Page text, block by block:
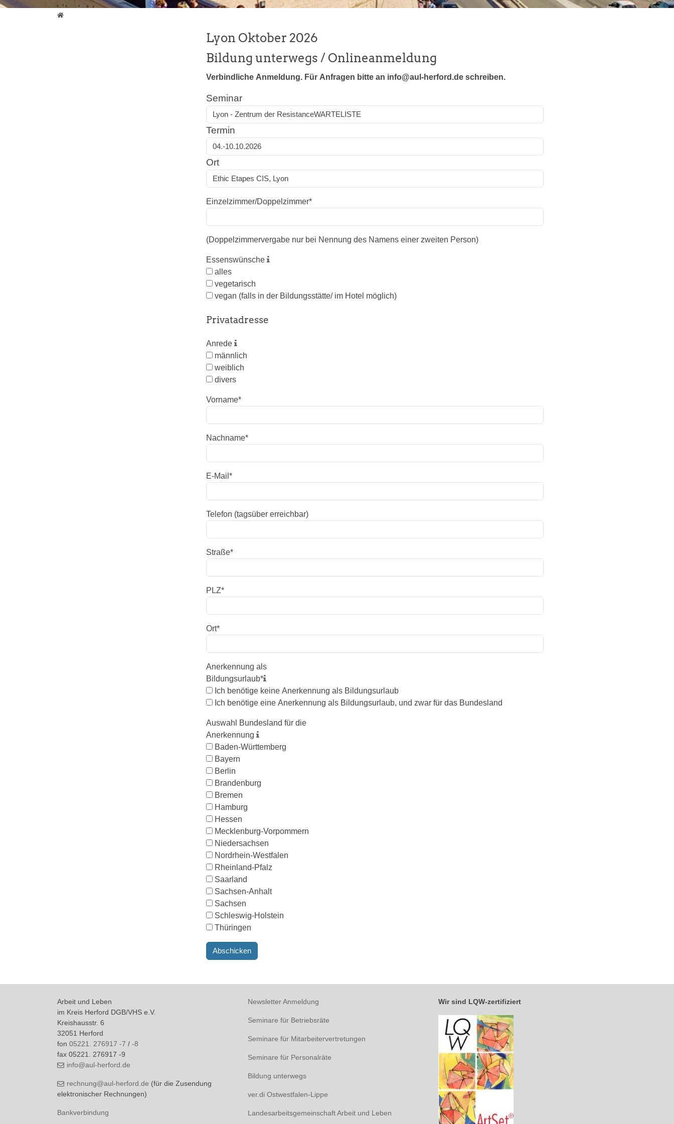
Bildung unterwegs
Lyon Oktober 2026
Bildung unterwegs / Onlineanmeldung
Verbindliche Anmeldung. Für Anfragen bitte an info@aul-herford.de schreiben.
Seminar
Termin
Ort
Einzelzimmer/Doppelzimmer*
(Doppelzimmervergabe nur bei Nennung des Namens einer zweiten Person)
Essenswünsche
alles
vegetarisch
vegan (falls in der Bildungsstätte/ im Hotel möglich)
Privatadresse
Anrede
männlich
weiblich
divers
Vorname*
Nachname*
E-Mail *
Telefon (tagsüber erreichbar)
Straße*
PLZ*
Ort*
Anerkennung als
Bildungsurlaub*
Ich benötige keine Anerkennung als Bildungsurlaub
Ich benötige eine Anerkennung als Bildungsurlaub, und zwar für das Bundesland
Auswahl Bundesland für die
Anerkennung
Baden-Württemberg
Bayern
Berlin
Brandenburg
Bremen
Hamburg
Hessen
Mecklenburg-Vorpommern
Niedersachsen
Nordrhein-Westfalen
Rheinland-Pfalz
Saarland
Sachsen-Anhalt
Sachsen
Schleswig-Holstein
Thüringen
Arbeit und Leben
im Kreis Herford DGB/VHS e.V.
Kreishausstr. 6
32051 Herford
fon 05221. 276917 -7 / -8
fax 05221. 276917 -9
info@aul-herford.de
rechnung@aul-herford.de (für die Zusendung
elektronischer Rechnungen)
Bankverbindung
Newsletter Anmeldung
Seminare für Betriebsräte
Seminare für Mitarbeitervertretungen
Seminare für Personalräte
Bildung unterwegs
ver.di Ostwestfalen-Lippe
Landesarbeitsgemeinschaft Arbeit und Leben
Wir sind LQW-zertifiziert